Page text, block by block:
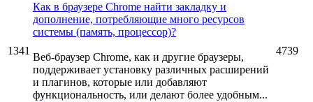
1341
Как в браузере Chrome найти закладку и
дополнение, потребляющие много ресурсов
системы (память, процессор)?
Веб-браузер Chrome, как и другие браузеры,
поддерживает установку различных расширений
и плагинов, которые или добавляют
функциональность, или делают более удобным...
4739